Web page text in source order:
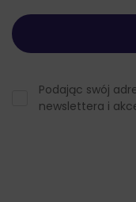
Podając swój
newslettera i